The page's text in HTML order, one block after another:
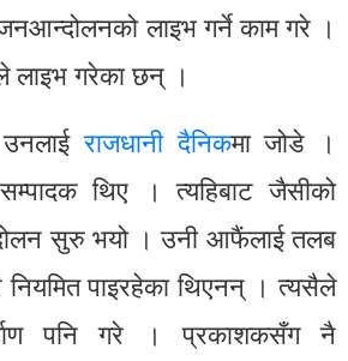
लाइभ गर्ने काम गरे ।
लाइभ गरेका छन् ।
उनलाईराजधानी दैनिकमा जोडे ।
थिए । त्यहिबाट जैसीको
सुरु भयो । उनी आफैंलाई तलब
पाइरहेका थिएनन् । त्यसैले
पनि गरे । प्रकाशकसँग नै